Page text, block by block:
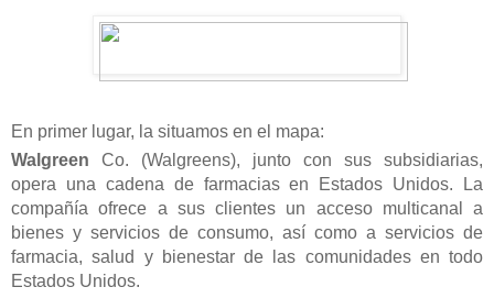
En primer lugar, la situamos en el mapa:
Walgreen Co. (Walgreens), junto con sus subsidiarias,
opera una cadena de farmacias en Estados Unidos. La
compañía ofrece a sus clientes un acceso multicanal a
bienes y servicios de consumo, así como a servicios de
farmacia, salud y bienestar de las comunidades en todo
Estados Unidos.